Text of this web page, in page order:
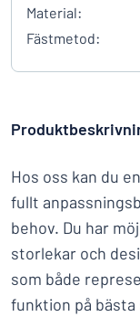
Material:
Fästmetod:
Hos oss kan du
fullt
behov. Du har
storlekar och
som både
funktion på